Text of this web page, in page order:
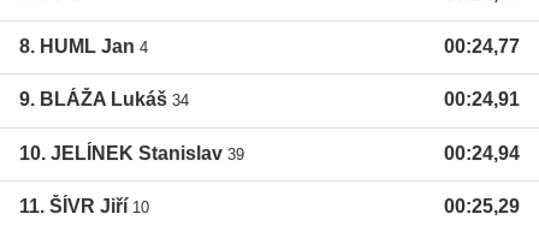
8. HUML Jan 4 00:24,77
9. BLÁŽA Lukáš 34 00:24,91
10. JELÍNEK Stanislav 39 00:24,94
11. ŠÍVR Jiří 10 00:25,29